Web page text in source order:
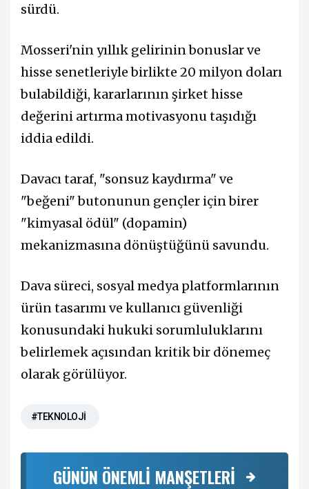
sürdü.
Mosseri'nin yıllık gelirinin bonuslar ve
hisse senetleriyle birlikte 20 milyon doları
bulabildiği, kararlarının şirket hisse
değerini artırma motivasyonu taşıdığı
iddia edildi.
Davacı taraf, "sonsuz kaydırma" ve
"beğeni" butonunun gençler için birer
"kimyasal ödül" (dopamin)
mekanizmasına dönüştüğünü savundu.
Dava süreci, sosyal medya platformlarının
ürün tasarımı ve kullanıcı güvenliği
konusundaki hukuki sorumluluklarını
belirlemek açısından kritik bir dönemeç
olarak görülüyor.
#TEKNOLOJİ
GÜNÜN ÖNEMLİ MANŞETLERİ